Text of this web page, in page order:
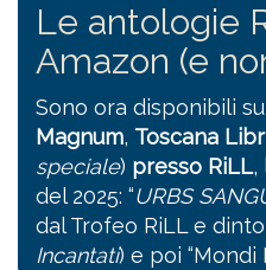
Le antologie
Amazon (e
Sono ora disponibili su
Magnum, Toscana
speciale) presso RiLL,
del 2025: “URBS
dal Trofeo RiLL e
Incantati) e poi